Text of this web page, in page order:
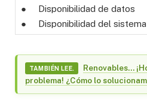
● Disponibilidad de datos
● Disponibilidad del sistema
TAMBIÉN LEE.
Renovables…
problema! ¿Cómo lo